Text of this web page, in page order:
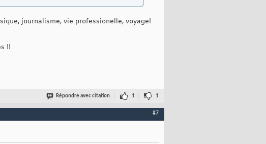
journalisme, vie professionelle, voyage!
!!
Répondre avec citation 1 1
#7